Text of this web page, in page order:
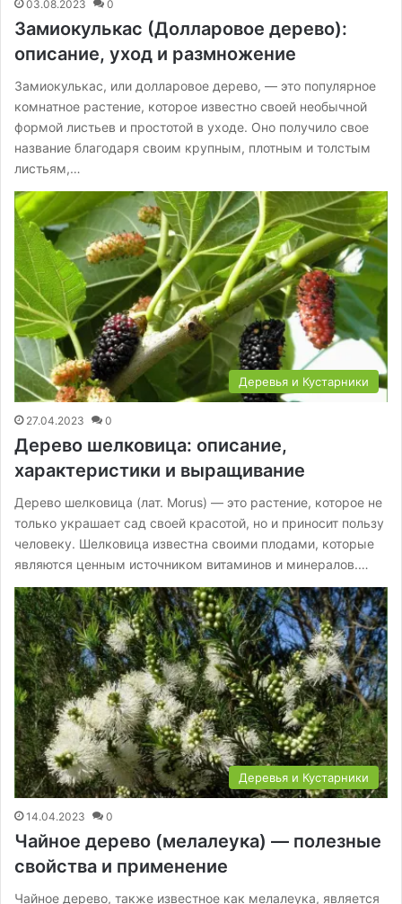
03.08.2023 0
Замиокулькас (Долларовое дерево):
описание, уход и размножение
Замиокулькас, или долларовое дерево, — это популярное
комнатное растение, которое известно своей необычной
формой листьев и простотой в уходе. Оно получило свое
название благодаря своим крупным, плотным и толстым
листьям,…
Деревья и Кустарники
27.04.2023 0
Дерево шелковица: описание,
характеристики и выращивание
Дерево шелковица (лат. Morus) — это растение, которое не
только украшает сад своей красотой, но и приносит пользу
человеку. Шелковица известна своими плодами, которые
являются ценным источником витаминов и минералов.…
Деревья и Кустарники
14.04.2023 0
Чайное дерево (мелалеука) — полезные
свойства и применение
Чайное дерево, также известное как мелалеука, является